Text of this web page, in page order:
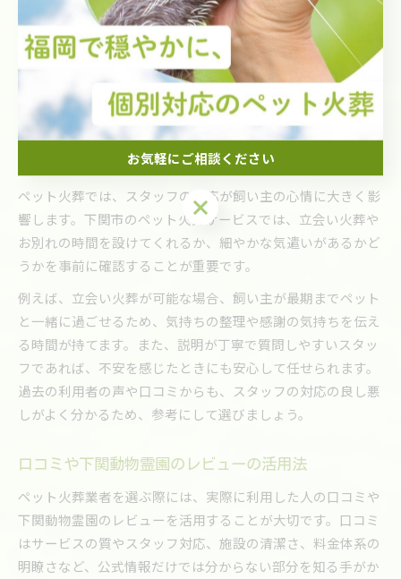
送り方を選ぶことで後悔を減らせます。火葬の方法だけでな
く、供養やアフターケアの充実度、希望に応じた柔軟な対応
を行っているかもチェックしましょう。実際に相談した際の
説明の分かりやすさや、スタッフの配慮も質を判断する大き
なポイントとなります。
スタッフ対応や立会い方法の確認が重要な理由
ペット火葬では、スタッフの対応が飼い主の心情に大きく影
響します。下関市のペット火葬サービスでは、立会い火葬や
お別れの時間を設けてくれるか、細やかな気遣いがあるかど
うかを事前に確認することが重要です。
例えば、立会い火葬が可能な場合、飼い主が最期までペット
と一緒に過ごせるため、気持ちの整理や感謝の気持ちを伝え
る時間が持てます。また、説明が丁寧で質問しやすいスタッ
フであれば、不安を感じたときにも安心して任せられます。
過去の利用者の声や口コミからも、スタッフの対応の良し悪
しがよく分かるため、参考にして選びましょう。
口コミや下関動物霊園のレビューの活用法
ペット火葬業者を選ぶ際には、実際に利用した人の口コミや
下関動物霊園のレビューを活用することが大切です。口コミ
はサービスの質やスタッフ対応、施設の清潔さ、料金体系の
明瞭さなど、公式情報だけでは分からない部分を知る手がか
お気軽にご相談ください
お気軽にご相談ください